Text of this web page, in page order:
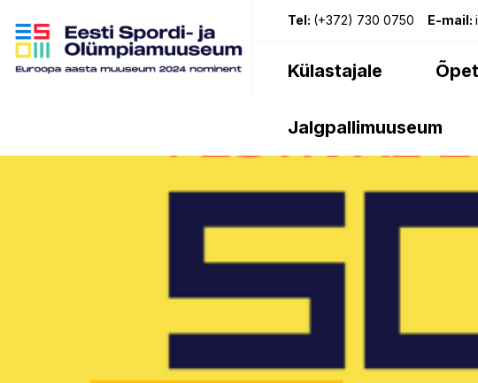
Tel: (+372) 730 0750 E-mail:
Külastajale
Jalgpallimuuseum